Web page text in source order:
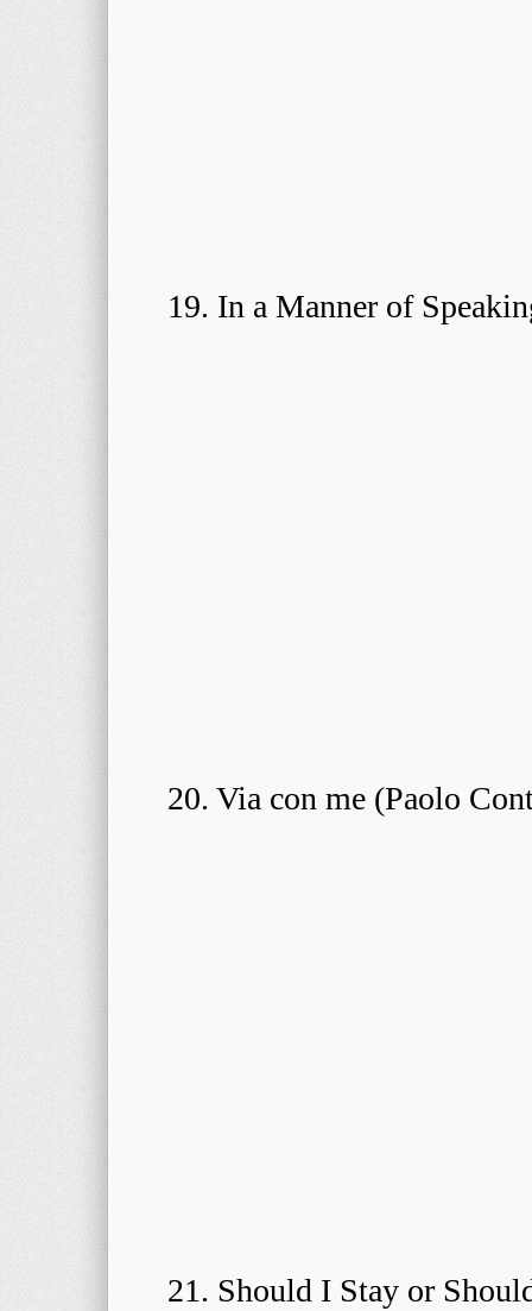
19. In a Manner of
20. Via con me (Paolo
21. Should I Stay or